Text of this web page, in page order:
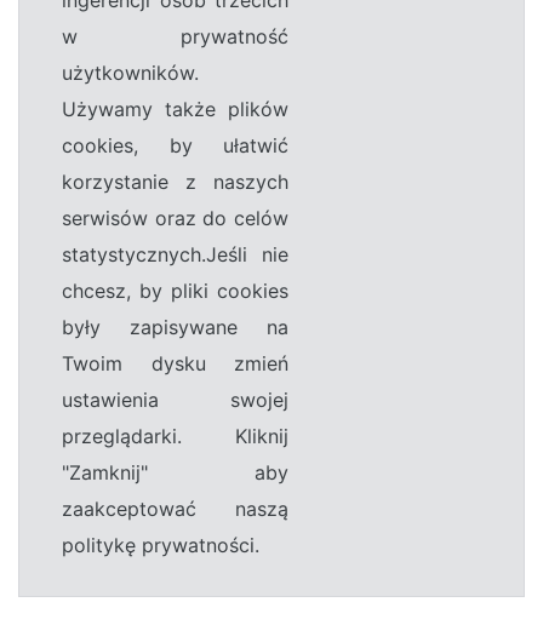
w prywatność
użytkowników.
Używamy także plików
cookies, by ułatwić
korzystanie z naszych
serwisów oraz do celów
statystycznych.Jeśli nie
chcesz, by pliki cookies
były zapisywane na
Twoim dysku zmień
ustawienia swojej
przeglądarki. Kliknij
"Zamknij" aby
zaakceptować naszą
politykę prywatności.